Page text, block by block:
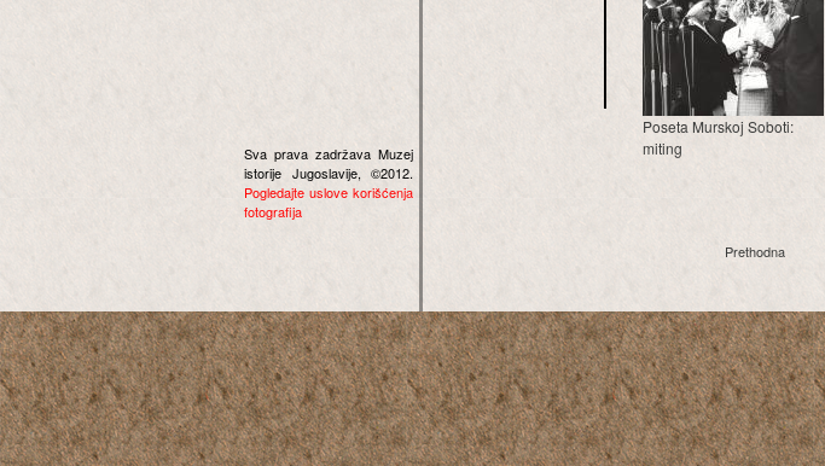
Sva prava zadržava Muzej
istorije Jugoslavije, ©2012.
Pogledajte uslove korišćenja
fotografija
Poseta Murskoj Soboti:
miting
Prethodna